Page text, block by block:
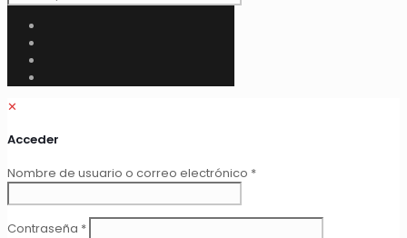
✕
Acceder
Nombre de usuario o correo electrónico *Obligatorio
Contraseña *Obligatorio